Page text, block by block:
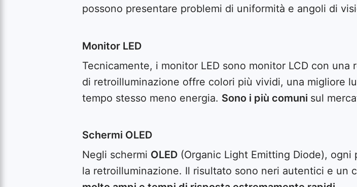
possono presentare problemi di uniformità e angoli di
Monitor LED
Tecnicamente, i monitor LED sono monitor LCD con
di retroilluminazione offre colori più vividi, una migliore
tempo stesso meno energia. Sono i più comuni sul
Schermi OLED
Negli schermi OLED (Organic Light Emitting Diode),
la retroilluminazione. Il risultato sono neri autentici e un